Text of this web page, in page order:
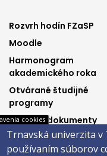
Footer
menu
3
Rozvrh hodín FZaSP
Moodle
Harmonogram
akademického roka
Otvárané študijné
programy
Dôležité dokumenty
Elektronická knižnica
cookies
Trnavská univerzita v
používaním súborov